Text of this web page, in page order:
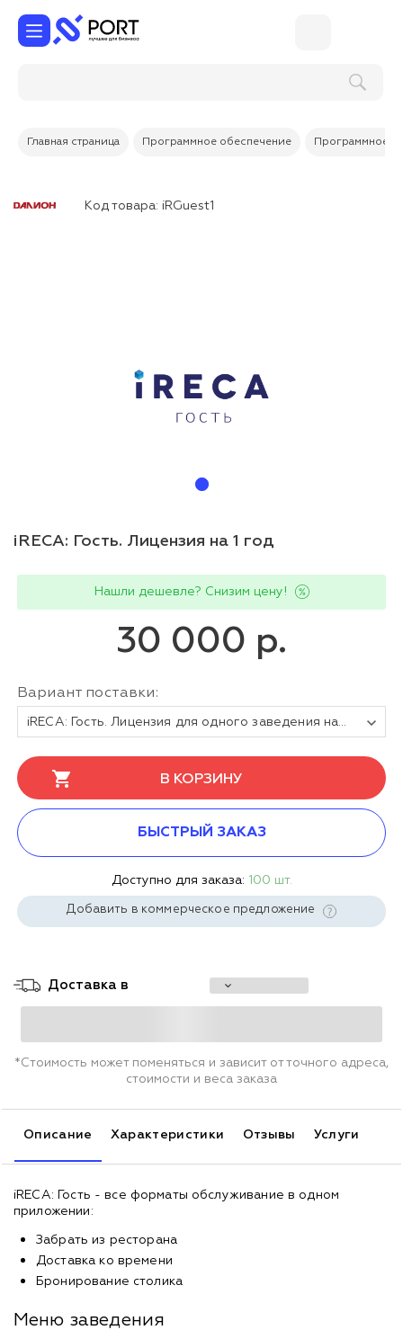
Главная страница Программное обеспечение Программное
Код товара: iRGuest1
iRECA: Гость. Лицензия на 1 год
Нашли дешевле? Снизим цену!
30 000 р.
Вариант поставки:
iRECA: Гость. Лицензия для одного заведения на 1 год
В КОРЗИНУ
БЫСТРЫЙ ЗАКАЗ
Доступно для заказа: 100 шт.
Добавить в коммерческое предложение
Доставка в
*Стоимость может поменяться и зависит от точного адреса,
стоимости и веса заказа
Описание Характеристики Отзывы Услуги
iRECA: Гость - все форматы обслуживание в одном
приложении:
Забрать из ресторана
Доставка ко времени
Бронирование столика
Меню заведения